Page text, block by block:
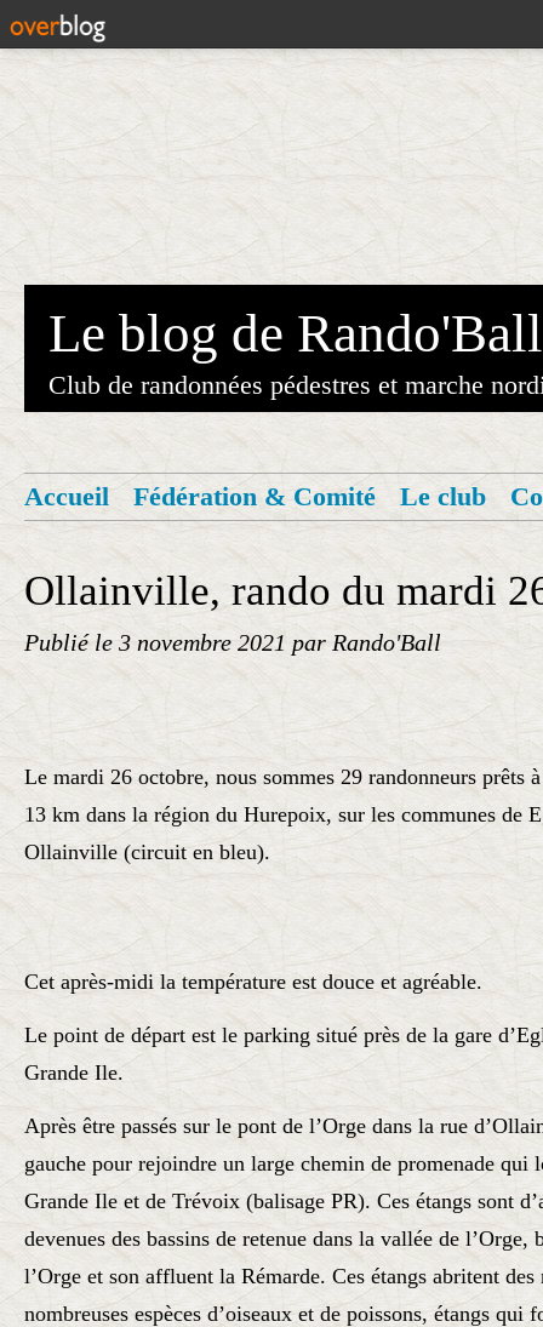
Le blog de Rando'Ball
Club de randonnées pédestres et marche
Accueil Fédération & Comité Le club
Ollainville, rando du mardi
Publié le 3 novembre 2021 par Rando'Ball
Le mardi 26 octobre, nous sommes 29 randonneurs prêts
13 km dans la région du Hurepoix, sur les communes de
Ollainville (circuit en bleu).
Cet après-midi la température est douce et agréable.
Le point de départ est le parking situé près de la gare
Grande Ile.
Après être passés sur le pont de l’Orge dans la rue
gauche pour rejoindre un large chemin de promenade qui
Grande Ile et de Trévoix (balisage PR). Ces étangs sont
devenues des bassins de retenue dans la vallée de l’Orge,
l’Orge et son affluent la Rémarde. Ces étangs abritent des
nombreuses espèces d’oiseaux et de poissons, étangs qui